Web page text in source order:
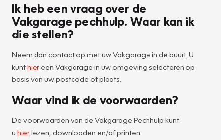
Ik heb een vraag over de
Vakgarage pechhulp. Waar kan ik
die stellen?
Neem dan contact op met uw Vakgarage in de buurt. U
kunthier een Vakgarage in uw omgeving selecteren op
basis van uw postcode of plaats.
Waar vind ik de voorwaarden?
De voorwaarden van de Vakgarage Pechhulp kunt
u hierlezen, downloaden en/of printen.